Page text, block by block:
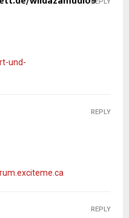
und-
REPLY
REPLY
REPLY